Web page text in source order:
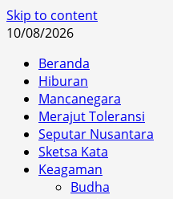
Skip to content
10/08/2026
Beranda
Hiburan
Mancanegara
Merajut Toleransi
Seputar Nusantara
Sketsa Kata
Keagaman
Budha